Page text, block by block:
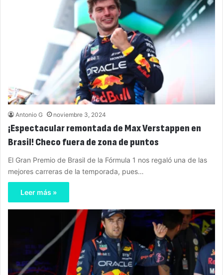
Antonio G noviembre 3, 2024
¡Espectacular remontada de Max Verstappen en
Brasil! Checo fuera de zona de puntos
El Gran Premio de Brasil de la Fórmula 1 nos regaló una de las
mejores carreras de la temporada, pues…
Leer más »